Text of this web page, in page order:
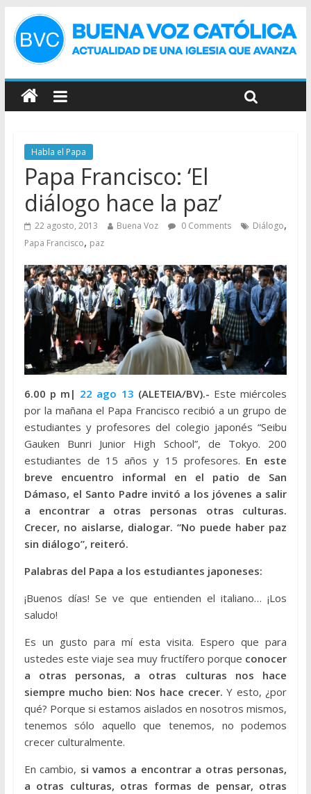
Habla el Papa
Papa Francisco: ‘El
diálogo hace la paz’
22 agosto, 2013 Buena Voz 0 Comments Diálogo,
Papa Francisco, paz
6.00 p m| 22 ago 13 (ALETEIA/BV).- Este miércoles
por la mañana el Papa Francisco recibió a un grupo de
estudiantes y profesores del colegio japonés “Seibu
Gauken Bunri Junior High School”, de Tokyo. 200
estudiantes de 15 años y 15 profesores. En este
breve encuentro informal en el patio de San
Dámaso, el Santo Padre invitó a los jóvenes a salir
a encontrar a otras personas otras culturas.
Crecer, no aislarse, dialogar. “No puede haber paz
sin diálogo”, reiteró.
Palabras del Papa a los estudiantes japoneses:
¡Buenos días! Se ve que entienden el italiano… ¡Los
saludo!
Es un gusto para mí esta visita. Espero que para
ustedes este viaje sea muy fructífero porque conocer
a otras personas, a otras culturas nos hace
siempre mucho bien: Nos hace crecer. Y esto, ¿por
qué? Porque si estamos aislados en nosotros mismos,
tenemos sólo aquello que tenemos, no podemos
crecer culturalmente.
En cambio, si vamos a encontrar a otras personas,
a otras culturas, otras formas de pensar, otras